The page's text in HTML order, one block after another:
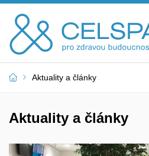
Aktuality a články
Aktuality a články